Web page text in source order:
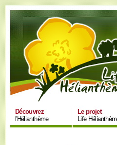
Découvrez
l'Hélianthème
Le projet
Life